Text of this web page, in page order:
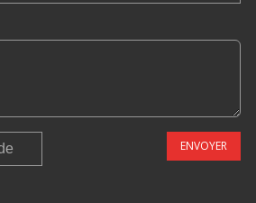
ENVOYER